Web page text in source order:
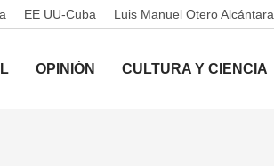
EE UU-Cuba Luis Manuel Otero Alcántara
OPINIÓN CULTURA Y CIENCIA